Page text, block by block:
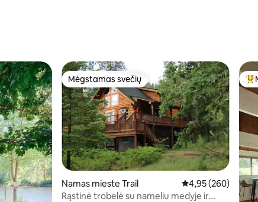
Mėgstamas svečių
Mėgstamas svečių
Namas mieste Trail Vidutinis
4,95 (260)
Rąstinė trobelė su nameliu medyje ir